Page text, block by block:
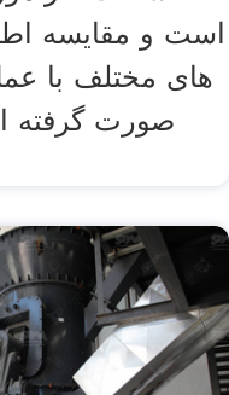
است و مقایسه
های مختلف با
صورت گرفته